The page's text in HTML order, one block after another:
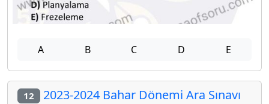
A B C D E
12 2023-2024 Bahar Dönemi Ara Sınavı